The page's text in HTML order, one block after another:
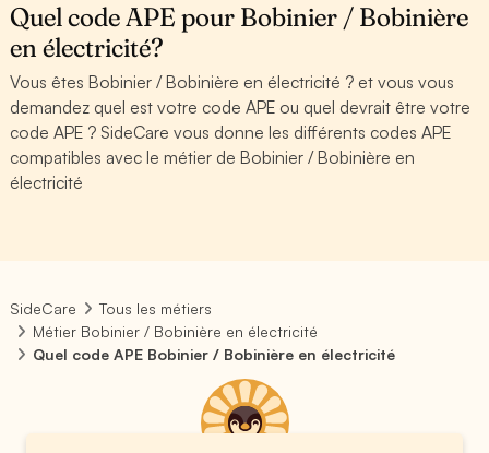
Quel code APE pour Bobinier / Bobinière
en électricité?
Vous êtes Bobinier / Bobinière en électricité ? et vous vous
demandez quel est votre code APE ou quel devrait être votre
code APE ? SideCare vous donne les différents codes APE
compatibles avec le métier de Bobinier / Bobinière en
électricité
SideCare
Tous les métiers
Métier Bobinier / Bobinière en électricité
Quel code APE Bobinier / Bobinière en électricité